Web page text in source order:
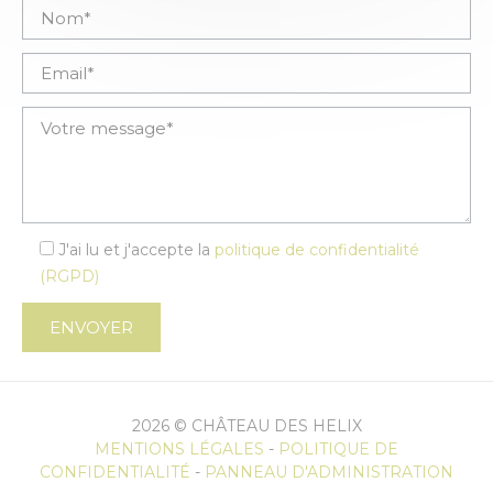
Veuillez laisser ce champ vide.
J'ai lu et j'accepte la politique de confidentialité
(RGPD)
2026 © CHÂTEAU DES HELIX
MENTIONS LÉGALES - POLITIQUE DE
CONFIDENTIALITÉ - PANNEAU D'ADMINISTRATION